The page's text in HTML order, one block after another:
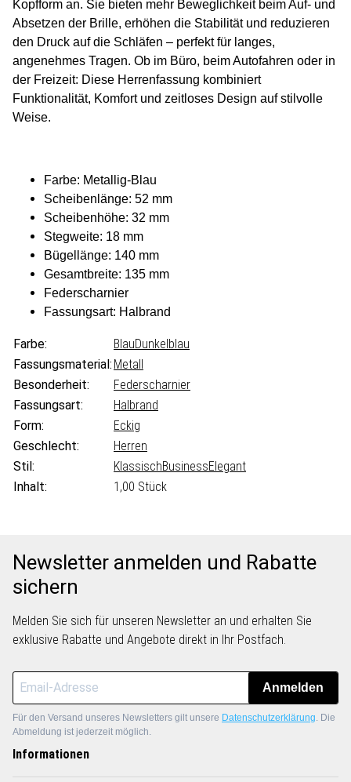
Kopfform an. Sie bieten mehr Beweglichkeit beim Auf- und
Absetzen der Brille, erhöhen die Stabilität und reduzieren
den Druck auf die Schläfen – perfekt für langes,
angenehmes Tragen. Ob im Büro, beim Autofahren oder in
der Freizeit: Diese Herrenfassung kombiniert
Funktionalität, Komfort und zeitloses Design auf stilvolle
Weise.
Farbe: Metallig-Blau
Scheibenlänge: 52 mm
Scheibenhöhe: 32 mm
Stegweite: 18 mm
Bügellänge: 140 mm
Gesamtbreite: 135 mm
Federscharnier
Fassungsart: Halbrand
Farbe: BlauDunkelblau
Fassungsmaterial: Metall
Besonderheit:
Federscharnier
Fassungsart:
Halbrand
Form:
Eckig
Geschlecht:
Herren
Stil:
KlassischBusinessElegant
Inhalt:
1,00 Stück
Newsletter anmelden und Rabatte
sichern
Melden Sie sich für unseren Newsletter an und erhalten Sie
exklusive Rabatte und Angebote direkt in Ihr Postfach.
Anmelden
Für den Versand unseres Newsletters gilt unsere Datenschutzerklärung. Die
Abmeldung ist jederzeit möglich.
Informationen